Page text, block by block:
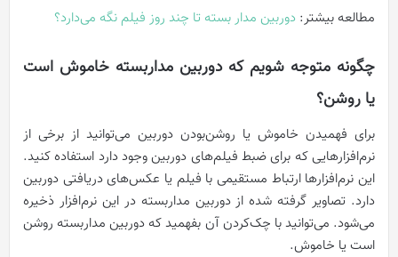
مطالعه بیشتر: دوربین مدار بسته تا چند روز فیلم نگه می‌دارد‎‎؟
چگونه متوجه شویم که دوربین مداربسته خاموش است
یا روشن؟
برای فهمیدن خاموش یا روشن‌بودن دوربین می‌توانید از برخی از
نرم‌افزارهایی که برای ضبط فیلم‌های دوربین وجود دارد استفاده کنید.
این نرم‌افزارها ارتباط مستقیمی با فیلم یا عکس‌های دریافتی دوربین
دارد. تصاویر گرفته شده از دوربین مداربسته در این نرم‌افزار ذخیره
می‌شود. می‌توانید با چک‌کردن آن بفهمید که دوربین مداربسته روشن
است یا خاموش.